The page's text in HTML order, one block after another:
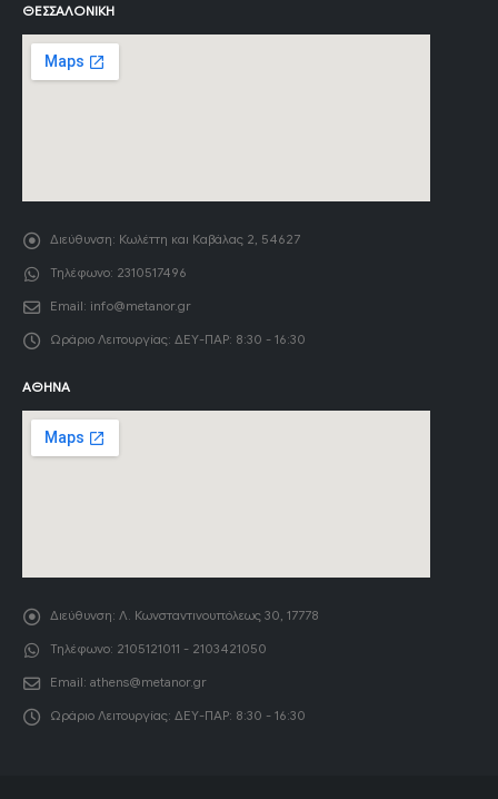
ΘΕΣΣΑΛΟΝΊΚΗ
Διεύθυνση: Κωλέττη και Καβάλας 2, 54627
Τηλέφωνο: 2310517496
Email: info@metanor.gr
Ωράριο Λειτουργίας: ΔΕΥ-ΠΑΡ: 8:30 - 16:30
ΑΘΉΝΑ
Διεύθυνση: Λ. Κωνσταντινουπόλεως 30, 17778
Τηλέφωνο: 2105121011 - 2103421050
Email: athens@metanor.gr
Ωράριο Λειτουργίας: ΔΕΥ-ΠΑΡ: 8:30 - 16:30